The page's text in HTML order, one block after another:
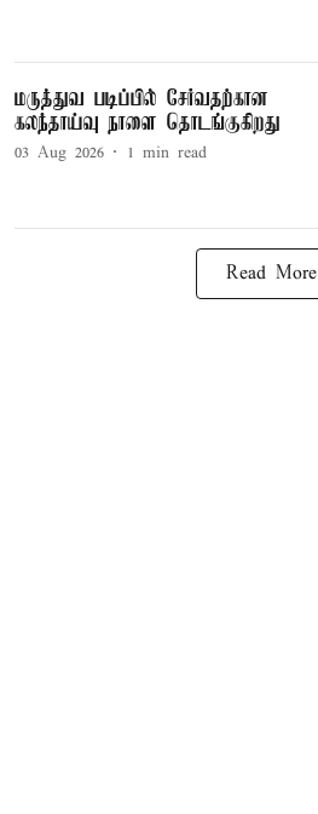
மருத்துவ படிப்பில் சேர்வதற்கான
கலந்தாய்வு நாளை தொடங்குகிறது
03 Aug 2026 1 min read
Read More